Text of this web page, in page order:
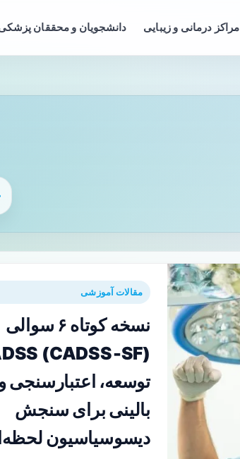
مراکز درمانی و زیبایی دانشجویان و محققان
مقالات آموزشی
نسخه کوتاه ۶‌ سوالی
توسعه، اعتبارسنجی
بالینی برای سنجش
دیسوسیاسیون